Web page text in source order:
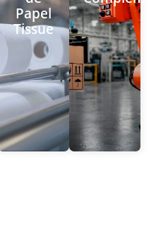
Papel
Tissue